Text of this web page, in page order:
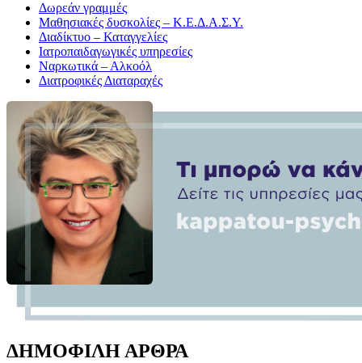
Δωρεάν γραμμές
Μαθησιακές δυσκολίες – Κ.Ε.Δ.Α.Σ.Υ.
Διαδίκτυο – Καταγγελίες
Ιατροπαιδαγωγικές υπηρεσίες
Ναρκωτικά – Αλκοόλ
Διατροφικές Διαταραχές
ΔΗΜΟΦΙΛΗ ΑΡΘΡΑ